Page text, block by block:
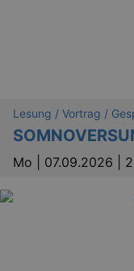
Lesung / Vortrag /
Mo | 07.09.2026 |